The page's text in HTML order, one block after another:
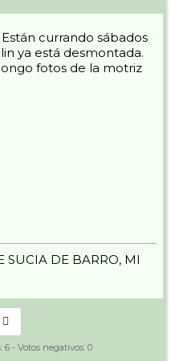
currando sábados
ya está desmontada.
fotos de la motriz
SUCIA DE BARRO, MI
6 - Votos negativos: 0